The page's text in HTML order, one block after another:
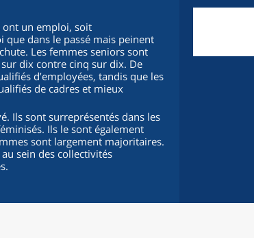
ont un emploi, soit
que dans le passé mais peinent
Les femmes seniors sont
dix contre cinq sur dix. De
d’employées, tandis que les
de cadres et mieux
Ils sont surreprésentés dans les
Ils le sont également
sont largement majoritaires.
sein des collectivités